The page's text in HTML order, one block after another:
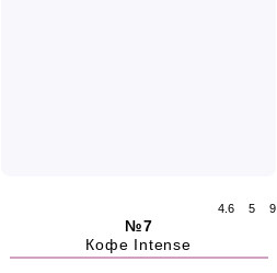
4.6 5 9
№7
Кофе Intense